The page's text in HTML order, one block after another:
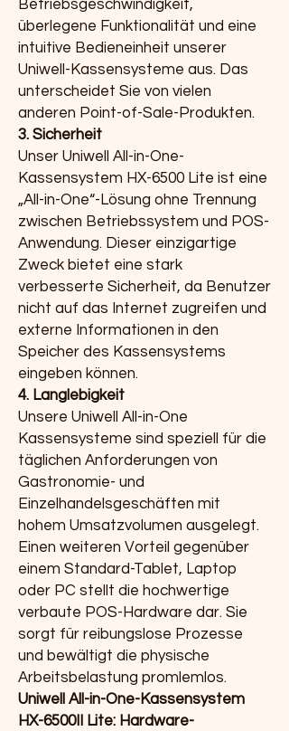
Betriebsgeschwindigkeit,
überlegene Funktionalität und eine
intuitive Bedieneinheit unserer
Uniwell-Kassensysteme aus. Das
unterscheidet Sie von vielen
anderen Point-of-Sale-Produkten.
3. Sicherheit
Unser Uniwell All-in-One-
Kassensystem HX-6500 Lite ist eine
„All-in-One“-Lösung ohne Trennung
zwischen Betriebssystem und POS-
Anwendung. Dieser einzigartige
Zweck bietet eine stark
verbesserte Sicherheit, da Benutzer
nicht auf das Internet zugreifen und
externe Informationen in den
Speicher des Kassensystems
eingeben können.
4. Langlebigkeit
Unsere Uniwell All-in-One
Kassensysteme sind speziell für die
täglichen Anforderungen von
Gastronomie- und
Einzelhandelsgeschäften mit
hohem Umsatzvolumen ausgelegt.
Einen weiteren Vorteil gegenüber
einem Standard-Tablet, Laptop
oder PC stellt die hochwertige
verbaute POS-Hardware dar. Sie
sorgt für reibungslose Prozesse
und bewältigt die physische
Arbeitsbelastung promlemlos.
Uniwell All-in-One-Kassensystem
HX-6500II Lite: Hardware-